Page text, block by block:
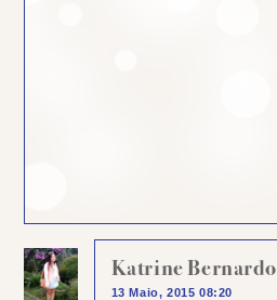
Katrine Bernardo
13 Maio, 2015 08:20